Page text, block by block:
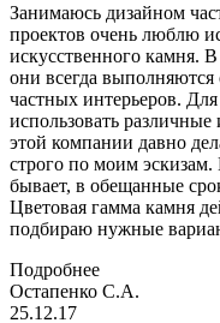
Занимаюсь дизайном
проектов очень люблю
искусственного камня.
они всегда выполняются
частных интерьеров.
использовать
этой компании давно
строго по моим
бывает, в обещанные
Цветовая гамма камня
подбираю нужные
Подробнее
Остапенко С.А.
25.12.17